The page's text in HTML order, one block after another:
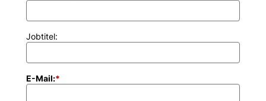
Jobtitel:
*
E-Mail: